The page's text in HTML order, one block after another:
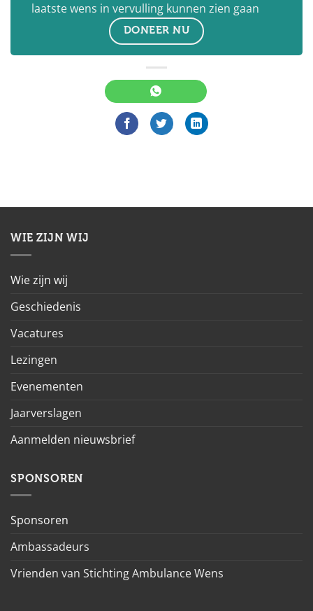
laatste wens in vervulling kunnen zien gaan
DONEER NU
WIE ZIJN WIJ
Wie zijn wij
Geschiedenis
Vacatures
Lezingen
Evenementen
Jaarverslagen
Aanmelden nieuwsbrief
SPONSOREN
Sponsoren
Ambassadeurs
Vrienden van Stichting Ambulance Wens